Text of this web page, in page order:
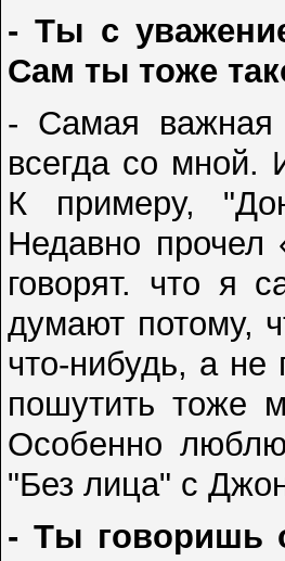
- Ты с
Сам ты тоже
- Самая важная
всегда со мной.
К примеру,
Недавно прочел
говорят. что я
думают потому,
что-нибудь, а не
пошутить тоже
Особенно
"Без лица" с
- Ты говоришь